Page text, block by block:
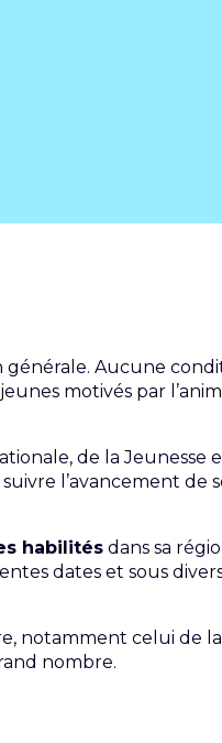
générale. Aucune
motivés par
de la Jeunesse
l’avancement de
habilités dans sa
dates et sous
notamment celui de la
nombre.